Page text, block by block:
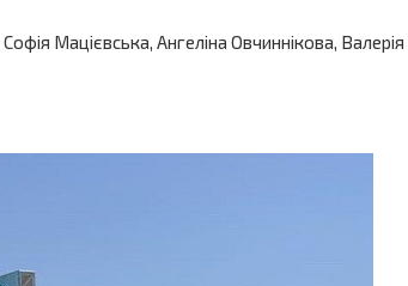
Мацієвська, Ангеліна Овчиннікова,